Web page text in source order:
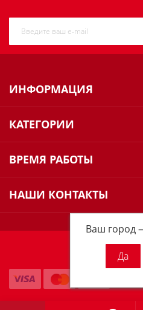
Ваш
ИНФОРМАЦИЯ
КАТЕГОРИИ
ВРЕМЯ РАБОТЫ
НАШИ КОНТАКТЫ
Milwaukee